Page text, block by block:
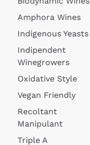
Amphora Wines
Indigenous Yeasts
Indipendent
Winegrowers
Oxidative Style
Vegan Friendly
Recoltant
Manipulant
Triple A